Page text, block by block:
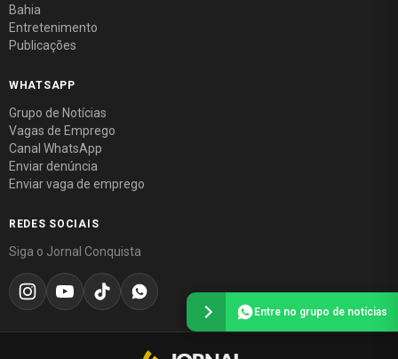
Bahia
Entretenimento
Publicações
WHATSAPP
Grupo de Notícias
Vagas de Emprego
Canal WhatsApp
Enviar denúncia
Enviar vaga de emprego
REDES SOCIAIS
Siga o Jornal Conquista
Entre no grupo de notícias